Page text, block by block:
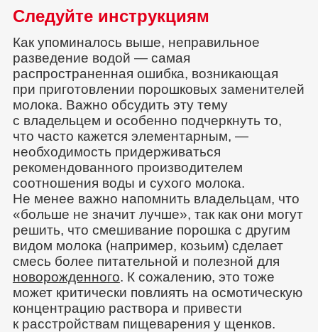
Следуйте инструкциям
Как упоминалось выше, неправильное
разведение водой — самая
распространенная ошибка, возникающая
при приготовлении порошковых заменителей
молока. Важно обсудить эту тему
с владельцем и особенно подчеркнуть то,
что часто кажется элементарным, —
необходимость придерживаться
рекомендованного производителем
соотношения воды и сухого молока.
Не менее важно напомнить владельцам, что
«больше не значит лучше», так как они могут
решить, что смешивание порошка с другим
видом молока (например, козьим) сделает
смесь более питательной и полезной для
новорожденного. К сожалению, это тоже
может критически повлиять на осмотическую
концентрацию раствора и привести
к расстройствам пищеварения у щенков.